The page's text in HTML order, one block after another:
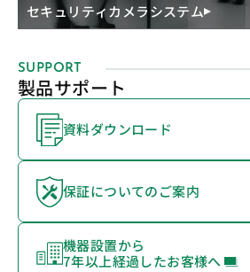
セキュリティカメラシステム
SUPPORT
製品サポート
資料ダウンロード
保証についてのご案内
機器設置から
7年以上経過したお客様へ